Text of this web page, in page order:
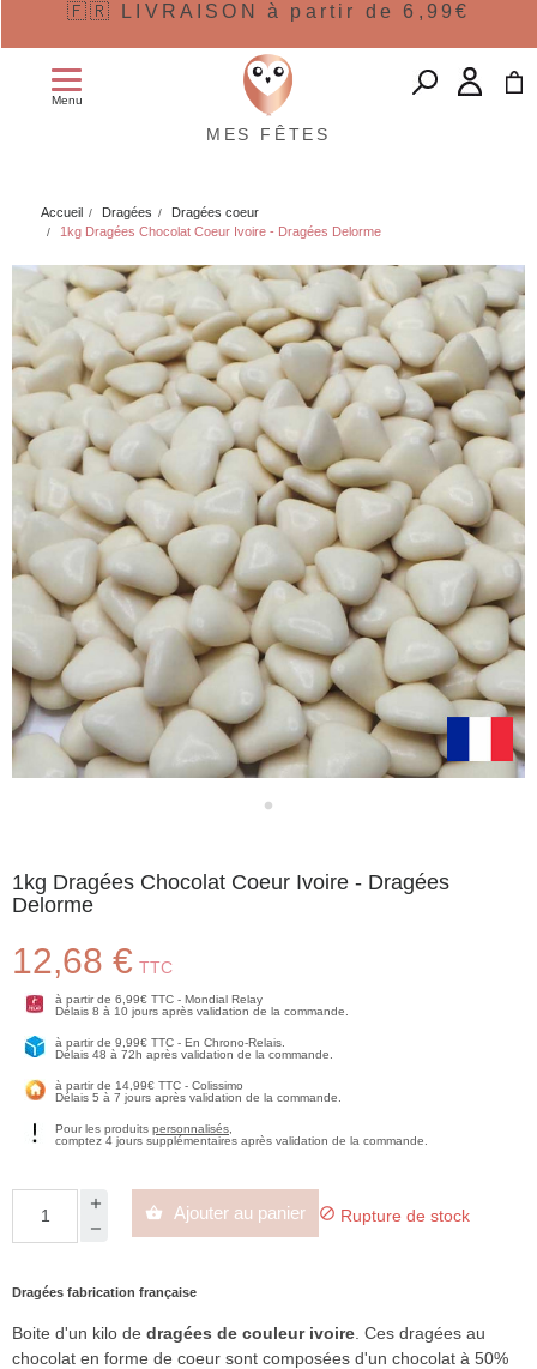
🇫🇷 LIVRAISON à partir de 6,99€
Menu
MES FÊTES
Accueil Dragées
Dragées coeur
1kg Dragées Chocolat Coeur Ivoire - Dragées Delorme
1kg Dragées Chocolat Coeur Ivoire - Dragées
Delorme
12,68 € TTC
à partir de 6,99€ TTC - Mondial Relay
Délais 8 à 10 jours après validation de la commande.
à partir de 9,99€ TTC - En Chrono-Relais.
Délais 48 à 72h après validation de la commande.
à partir de 14,99€ TTC - Colissimo
Délais 5 à 7 jours après validation de la commande.
Pour les produits personnalisés
comptez 4 jours supplémentaires après validation de la commande.
 Ajouter au panier  Rupture de stock
Dragées fabrication française
Boite d'un kilo de dragées de couleur ivoire . Ces dragées au
chocolat en forme de coeur sont composées d'un chocolat à 50%